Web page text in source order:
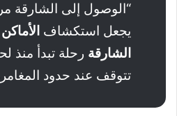
“الوصول إلى الشارقة
يجعل استكشاف
الشارقة رحلة تبدأ منذ
تتوقف عند حدود